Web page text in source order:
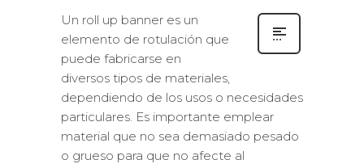
Un roll up banner es un
elemento de rotulación que
puede fabricarse en
diversos tipos de materiales,
dependiendo de los usos o necesidades
particulares. Es importante emplear
material que no sea demasiado pesado
o grueso para que no afecte al